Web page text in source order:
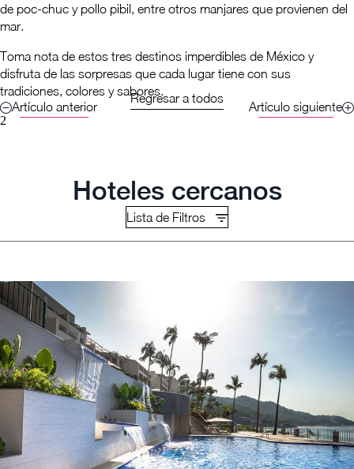
de poc-chuc y pollo pibil, entre otros manjares que provienen del
mar.
Toma nota de estos tres destinos imperdibles de México y
disfruta de las sorpresas que cada lugar tiene con sus
tradiciones, colores y sabores.
Artículo anterior
Regresar a todos
Artículo siguiente
2
Hoteles cercanos
Lista de Filtros